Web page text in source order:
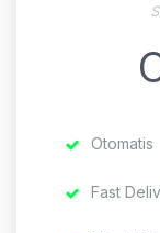
Otomatis
Fast